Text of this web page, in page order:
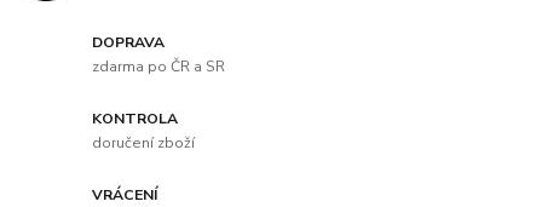
DOPRAVA
zdarma po ČR a SR
KONTROLA
doručení zboží
VRÁCENÍ